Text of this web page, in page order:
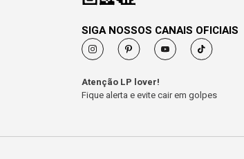
SIGA NOSSOS CANAIS OFICIAIS
Atenção LP lover!
Fique alerta e evite cair em golpes